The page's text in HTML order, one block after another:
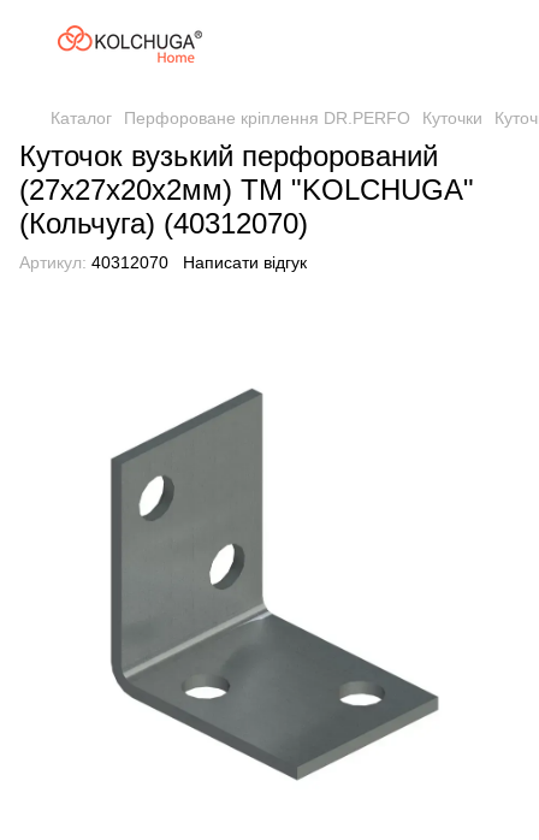
Каталог Перфороване кріплення DR.PERFO Куточки
Куточок вузький перфорований
(27х27х20х2мм) ТМ "KOLCHUGA"
(Кольчуга) (40312070)
Артикул: 40312070 Написати відгук